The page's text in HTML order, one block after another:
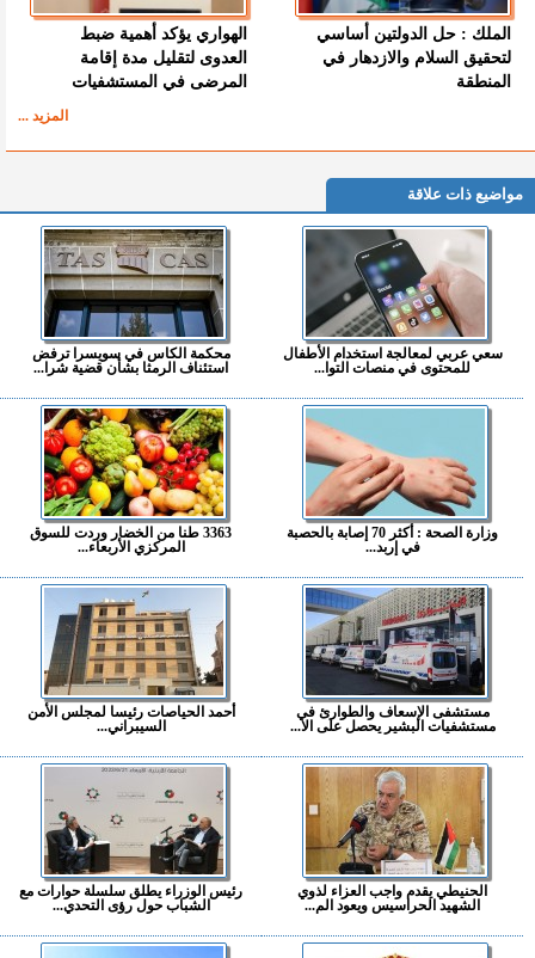
الملك : حل الدولتين أساسي
لتحقيق السلام والازدهار في
المنطقة
الهواري يؤكد أهمية ضبط
العدوى لتقليل مدة إقامة
المرضى في المستشفيات
المزيد ...
مواضيع ذات علاقة
سعي عربي لمعالجة استخدام الأطفال
للمحتوى في منصات التوا...
محكمة الكاس في سويسرا ترفض
استئناف الرمثا بشأن قضية شرا...
وزارة الصحة : أكثر 70 إصابة بالحصبة
في إربد...
3363 طنا من الخضار وردت للسوق
المركزي الأربعاء...
مستشفى الإسعاف والطوارئ في
مستشفيات البشير يحصل على الا...
أحمد الحياصات رئيسا لمجلس الأمن
السيبراني...
الحنيطي يقدم واجب العزاء لذوي
الشهيد الحراسيس ويعود الم...
رئيس الوزراء يطلق سلسلة حوارات مع
الشباب حول رؤى التحدي...